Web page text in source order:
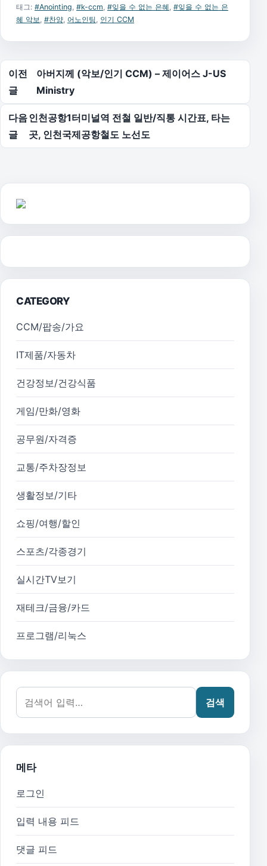
태그: #Anointing, #k-ccm, #잊을 수 없는 은혜, #잊을 수 없는 은
혜 악보, #찬양, 어노인팅, 인기 CCM
글 탐색
이전
글
아버지께 (악보/인기 CCM) – 제이어스 J-US
Ministry
다음
글
인천공항1터미널역 전철 일반/직통 시간표, 타는
곳, 인천국제공항철도 노선도
CATEGORY
CCM/팝송/가요
IT제품/자동차
건강정보/건강식품
게임/만화/영화
공무원/자격증
교통/주차장정보
생활정보/기타
쇼핑/여행/할인
스포츠/각종경기
실시간TV보기
재테크/금융/카드
프로그램/리눅스
검색어:
검색
메타
로그인
입력 내용 피드
댓글 피드